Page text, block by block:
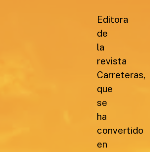
Editora
de
la
revista
Carreteras,
que
se
ha
convertido
en